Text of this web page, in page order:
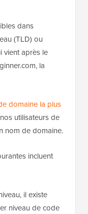
dans
(TLD) ou
vient après le
la
domaine la plus
utilisateurs de
nom de domaine.
incluent
il existe
niveau de code